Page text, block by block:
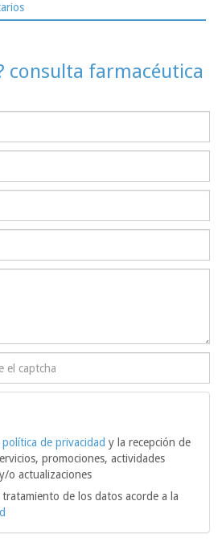
consulta farmacéutica
política de privacidad y la recepción de
promociones, actividades
o actualizaciones
de los datos acorde a la